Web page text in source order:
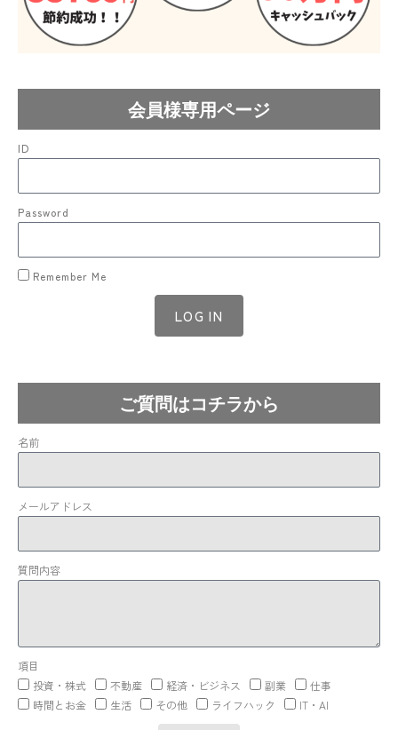
会員様専用ページ
ID
Password
Remember Me
LOG IN
ご質問はコチラから
名前
メールアドレス
質問内容
項目
投資・株式
不動産 経済・ビジネス 副業
仕事
時間とお金
生活 その他 ライフハック IT・AI